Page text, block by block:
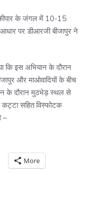
के जंगल में 10-15
पर डीआरजी बीजापुर ने
कि इस अभियान के दौरान
और माओवादियों के बीच
के दौरान मुठभेड़ स्थल से
सहित विस्फोटक
–
More